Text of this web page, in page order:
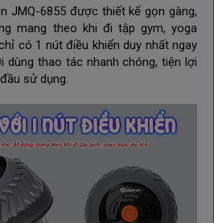
JMQ-6855 được thiết kế gọn gàng,
mang theo khi đi tập gym, yoga
có 1 nút điều khiển duy nhất ngay
dùng thao tác nhanh chóng, tiện lợi
sử dụng.